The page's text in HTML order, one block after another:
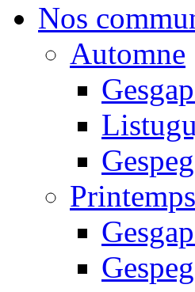
Nos
Automne
Gespeg
Printemps
Gespeg